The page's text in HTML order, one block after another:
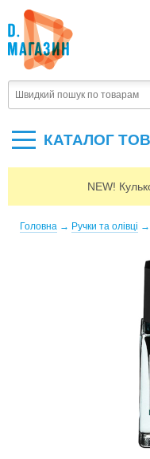
КАТАЛОГ
NEW!
Головна → Ручки та олівці →